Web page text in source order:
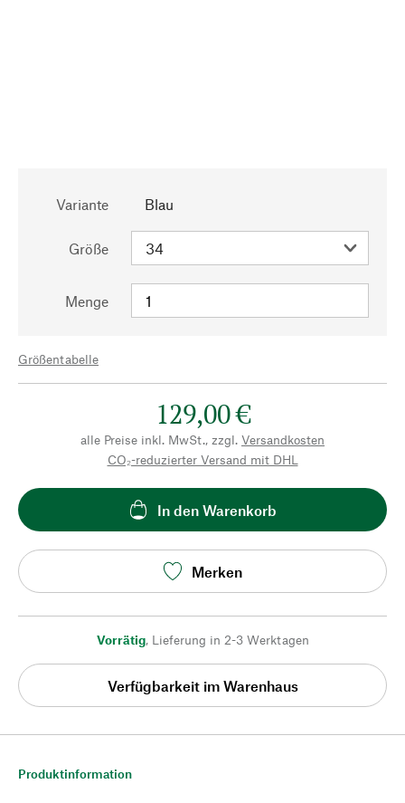
Variante Blau
Größe
Menge
Größentabelle
129,00 €
alle Preise inkl. MwSt., zzgl. Versandkosten
CO₂-reduzierter Versand mit DHL
In den Warenkorb
Merken
Vorrätig, Lieferung in 2-3 Werktagen
Verfügbarkeit im Warenhaus
Produktinformation